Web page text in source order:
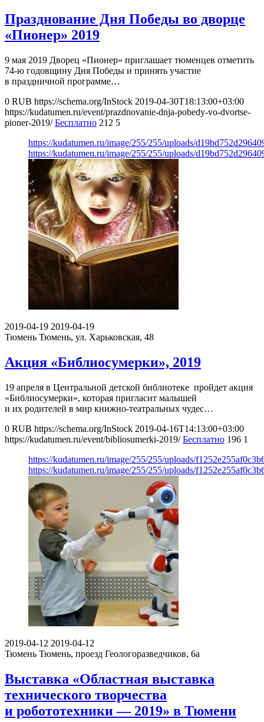
Празднование Дня Победы во дворце
«Пионер» 2019
9 мая 2019 Дворец «Пионер» приглашает тюменцев отметить
74-ю годовщину Дня Победы и принять участие
в праздничной программе…
0 RUB https://schema.org/InStock 2019-04-30T18:13:00+03:00
https://kudatumen.ru/event/prazdnovanie-dnja-pobedy-vo-dvortse-
pioner-2019/ Бесплатно 212 5
https://kudatumen.ru/image/255/255/uploads/
https://kudatumen.ru/image/255/255/uploads/
2019-04-19 2019-04-19
Тюмень Тюмень, ул. Харьковская, 48
Акция «Библиосумерки», 2019
19 апреля в Центральной детской библиотеке пройдет акция
«Библиосумерки», которая пригласит малышей
и их родителей в мир книжно-театральных чудес…
0 RUB https://schema.org/InStock 2019-04-16T14:13:00+03:00
https://kudatumen.ru/event/bibliosumerki-2019/ Бесплатно 196 1
https://kudatumen.ru/image/255/255/uploads/
https://kudatumen.ru/image/255/255/uploads/
2019-04-12 2019-04-12
Тюмень Тюмень, проезд Геологоразведчиков, 6а
Выставка «Областная выставка
технического творчества
и робототехники — 2019» в Тюмени